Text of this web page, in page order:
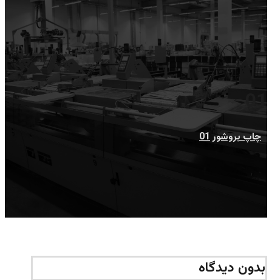
چاپ بروشور01
بدون دیدگاه